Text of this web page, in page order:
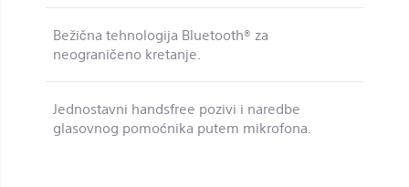
Bežična tehnologija Bluetooth® za
neograničeno kretanje.
Jednostavni handsfree pozivi i naredbe
glasovnog pomoćnika putem mikrofona.